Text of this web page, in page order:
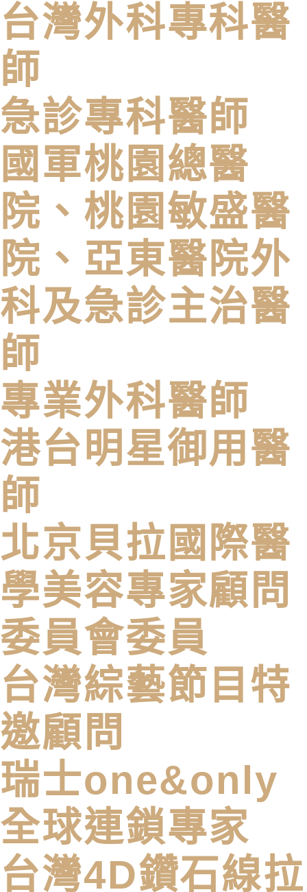
台灣外科專科醫
師
急診專科醫師
國軍桃園總醫
院、桃園敏盛醫
院、亞東醫院外
科及急診主治醫
師
專業外科醫師
港台明星御用醫
師
北京貝拉國際醫
學美容專家顧問
委員會委員
台灣綜藝節目特
邀顧問
瑞士one&only
全球連鎖專家
台灣4D鑽石線拉